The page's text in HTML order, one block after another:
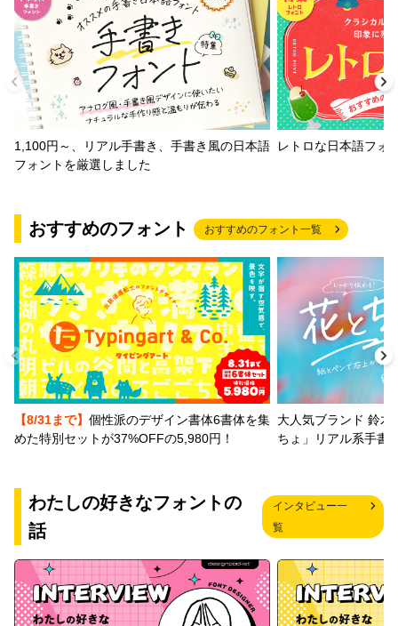
1,100円～、リアル手書き、手書き風の日本語
フォントを厳選しました
レトロな日本語フォ
おすすめのフォント おすすめのフォント一覧
【8/31まで】 個性派のデザイン書体6書体を集
めた特別セットが37%OFFの5,980円！
大人気ブランド 鈴木
ちょ」リアル系手書
わたしの好きなフォントの
話
インタビュー一
覧